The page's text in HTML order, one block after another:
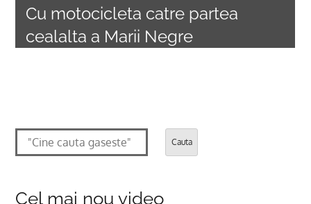
Cu motocicleta catre partea
cealalta a Marii Negre
Cauta
Cel mai nou video